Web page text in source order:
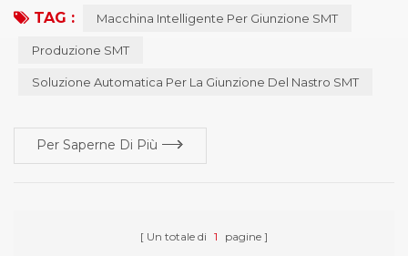
produzione. Tuttavia, poiché la produzione elettronica continua
alla qualità della giunzione. Un te...
TAG : Macchina Intelligente Per Giunzione SMT
Produzione SMT
Soluzione Automatica Per La Giunzione Del Nastro SMT
Per Saperne Di Più
Un totale di 1 pagine